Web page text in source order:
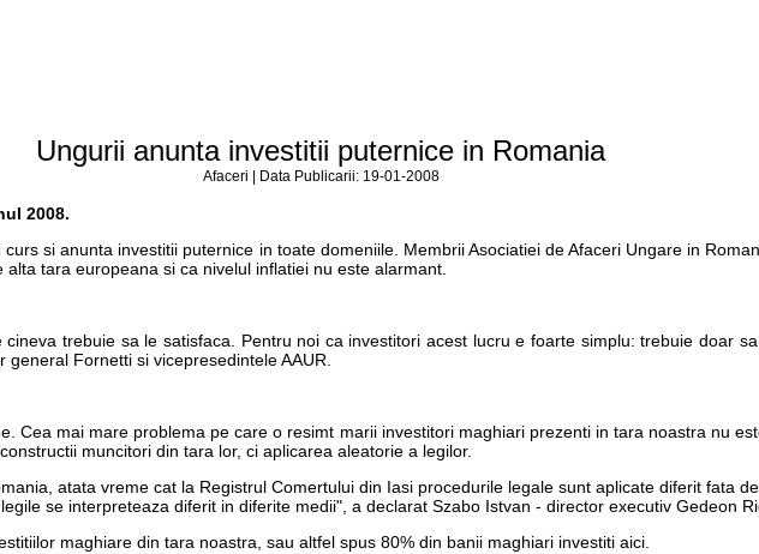
Ungurii anunta investitii puternice in Romania
Afaceri | Data Publicarii: 19-01-2008
2008.
si anunta investitii puternice in toate domeniile. Membrii Asociatiei de Afaceri Ungare in
tara europeana si ca nivelul inflatiei nu este alarmant.
trebuie sa le satisfaca. Pentru noi ca investitori acest lucru e foarte simplu: trebuie doar
Fornetti si vicepresedintele AAUR.
Cea mai mare problema pe care o resimt marii investitori maghiari prezenti in tara noastra nu
muncitori din tara lor, ci aplicarea aleatorie a legilor.
atata vreme cat la Registrul Comertului din Iasi procedurile legale sunt aplicate diferit fata
se interpreteaza diferit in diferite medii", a declarat Szabo Istvan - director executiv Gedeon
maghiare din tara noastra, sau altfel spus 80% din banii maghiari investiti aici.